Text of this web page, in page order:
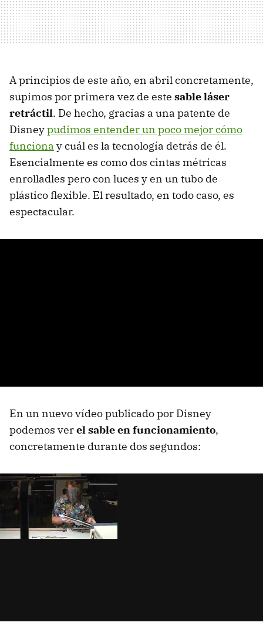
A principios de este año, en abril concretamente,
supimos por primera vez de este sable láser
retráctil. De hecho, gracias a una patente de
Disneypudimos entender un poco mejor cómo
funciona y cuál es la tecnología detrás de él.
Esencialmente es como dos cintas métricas
enrolladles pero con luces y en un tubo de
plástico flexible. El resultado, en todo caso, es
espectacular.
En un nuevo vídeo publicado por Disney
podemos verel sable en funcionamiento,
concretamente durante dos segundos: